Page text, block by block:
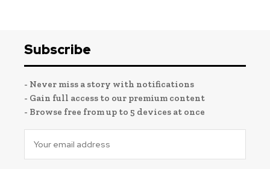
Subscribe
- Never miss a story with notifications
- Gain full access to our premium content
- Browse free from up to 5 devices at once